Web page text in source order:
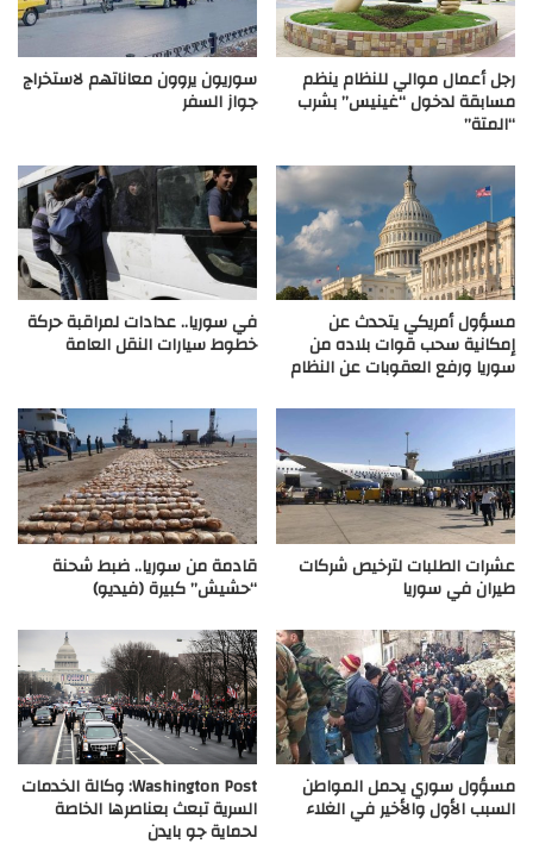
رجل أعمال موالي للنظام ينظم
مسابقة لدخول “غينيس” بشرب
“المتة”
سوريون يروون معاناتهم لاستخراج
جواز السفر
مسؤول أمريكي يتحدث عن
إمكانية سحب قوات بلاده من
سوريا ورفع العقوبات عن النظام
في سوريا.. عدادات لمراقبة حركة
خطوط سيارات النقل العامة
عشرات الطلبات لترخيص شركات
طيران في سوريا
قادمة من سوريا.. ضبط شحنة
“حشيش” كبيرة (فيديو)
مسؤول سوري يحمل المواطن
السبب الأول والأخير في الغلاء
Washington Post: وكالة الخدمات
السرية تبعث بعناصرها الخاصة
لحماية جو بايدن